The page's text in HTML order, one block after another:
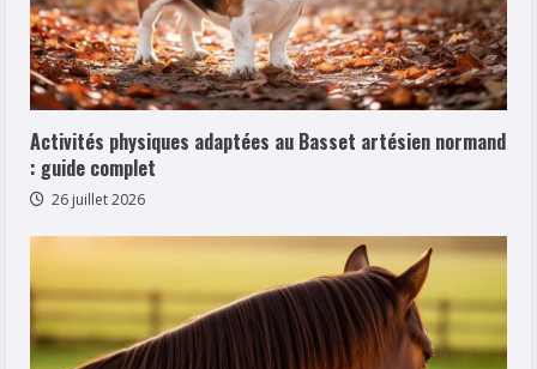
Activités physiques adaptées au Basset artésien normand
: guide complet
26 juillet 2026